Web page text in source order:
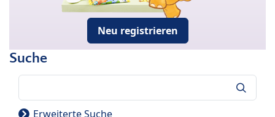
Neu registrieren
Suche
Erweiterte Suche